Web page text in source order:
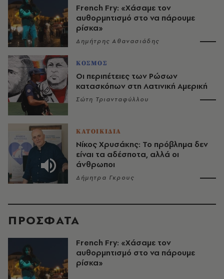
French Fry: «Χάσαμε τον
αυθορμητισμό στο να πάρουμε
ρίσκα»
Δημήτρης Αθανασιάδης
ΚΟΣΜΟΣ
Οι περιπέτειες των Ρώσων
κατασκόπων στη Λατινική Αμερική
Σώτη Τριανταφύλλου
ΚΑΤΟΙΚΙΔΙΑ
Νίκος Χρυσάκης: Το πρόβλημα δεν
είναι τα αδέσποτα, αλλά οι
άνθρωποι
Δήμητρα Γκρους
ΠΡΟΣΦΑΤΑ
French Fry: «Χάσαμε τον
αυθορμητισμό στο να πάρουμε
ρίσκα»